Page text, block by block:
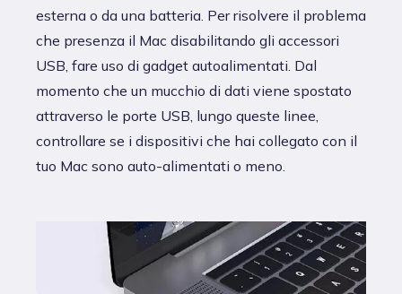
esterna o da una batteria. Per risolvere il problema
che presenza il Mac disabilitando gli accessori
USB, fare uso di gadget autoalimentati. Dal
momento che un mucchio di dati viene spostato
attraverso le porte USB, lungo queste linee,
controllare se i dispositivi che hai collegato con il
tuo Mac sono auto-alimentati o meno.